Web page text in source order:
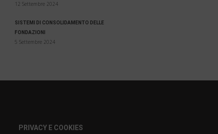
12 Settembre 2024
SISTEMI DI CONSOLIDAMENTO DELLE
FONDAZIONI
5 Settembre 2024
PRIVACY E COOKIES